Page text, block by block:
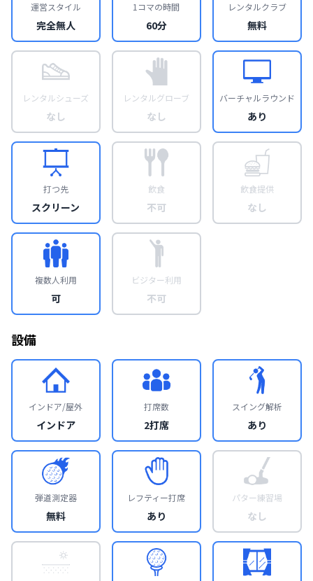
運営スタイル
完全無人
1コマの時間
60分
レンタルクラブ
無料
レンタルシューズ
なし
レンタルグローブ
なし
バーチャルラウンド
あり
打つ先
スクリーン
飲食
不可
飲食提供
なし
複数人利用
可
ビジター利用
不可
設備
インドア/屋外
インドア
打席数
2打席
スイング解析
あり
弾道測定器
無料
レフティー打席
あり
パター練習場
なし